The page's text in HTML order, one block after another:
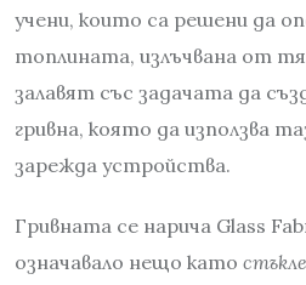
учени, които са решени да
топлината, излъчвана от
залавят със задачата да
гривна, която да използва
зарежда устройства.
Гривната се нарича Glass
означавало нещо като